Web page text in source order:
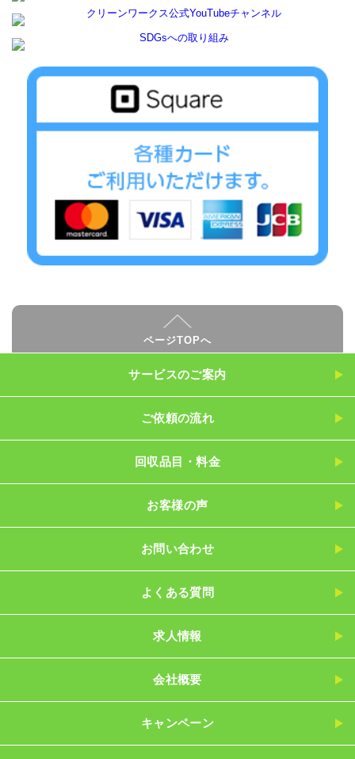
ページTOPへ
サービスのご案内
ご依頼の流れ
回収品目・料金
お客様の声
お問い合わせ
よくある質問
求人情報
会社概要
キャンペーン